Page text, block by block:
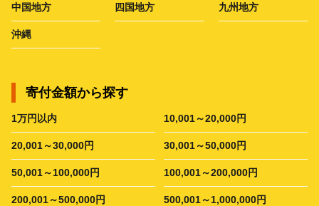
中国地方 四国地方 九州地方
沖縄
寄付金額から探す
1万円以内 10,001～20,000円
20,001～30,000円 30,001～50,000円
50,001～100,000円 100,001～200,000円
200,001～500,000円 500,001～1,000,000円